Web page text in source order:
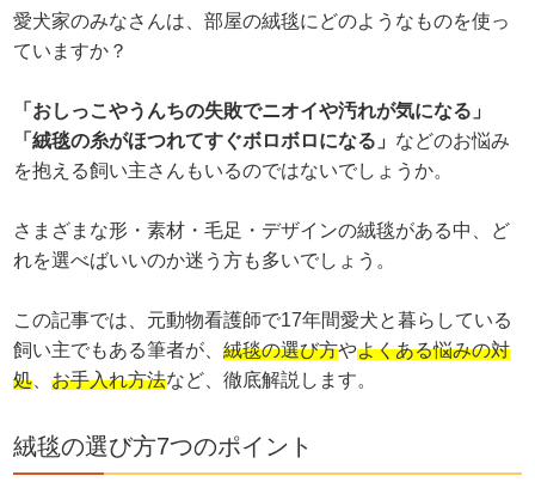
愛犬家のみなさんは、部屋の絨毯にどのようなものを使っ
ていますか？
「おしっこやうんちの失敗でニオイや汚れが気になる」
「絨毯の糸がほつれてすぐボロボロになる」 などのお悩み
を抱える飼い主さんもいるのではないでしょうか。
さまざまな形・素材・毛足・デザインの絨毯がある中、ど
れを選べばいいのか迷う方も多いでしょう。
この記事では、元動物看護師で17年間愛犬と暮らしている
飼い主でもある筆者が、絨毯の選び方やよくある悩みの対
処 、お手入れ方法など、徹底解説します。
絨毯の選び方7つのポイント